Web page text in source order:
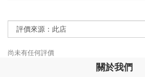
尚未有任何評價
關於我們